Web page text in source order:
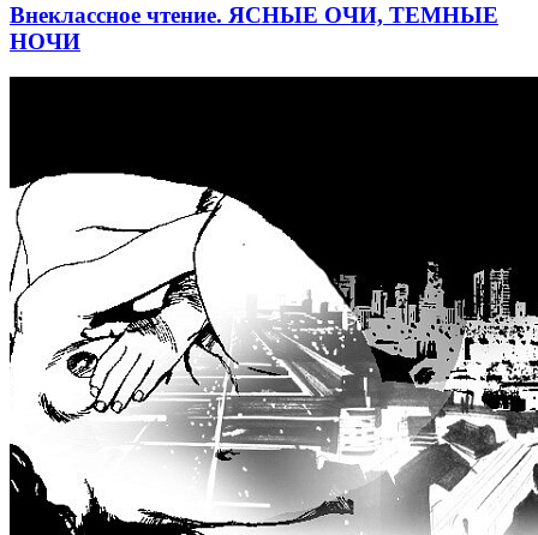
Внеклассное чтение. ЯСНЫЕ ОЧИ, ТЕМНЫЕ
НОЧИ